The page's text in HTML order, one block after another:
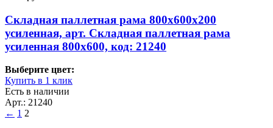
Складная паллетная рама 800х600х200
усиленная, арт. Складная паллетная рама
усиленная 800х600, код: 21240
Выберите цвет:
Купить в 1 клик
Есть в наличии
Арт.: 21240
← 1 2